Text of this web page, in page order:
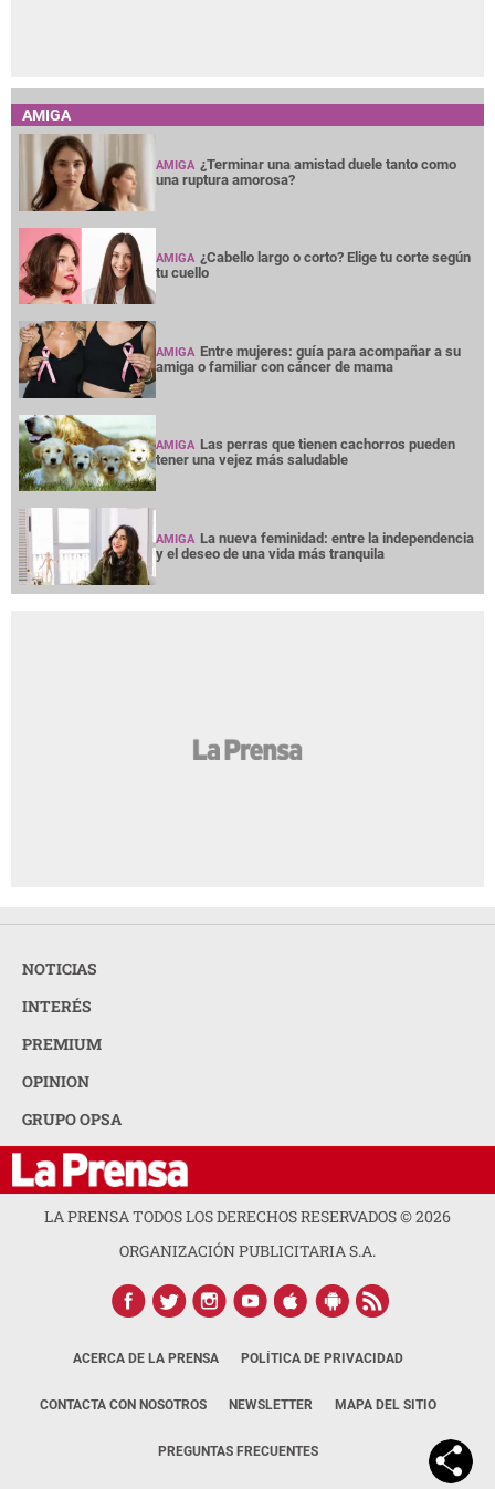
AMIGA
AMIGA ¿Terminar una amistad duele tanto como
una ruptura amorosa?
AMIGA ¿Cabello largo o corto? Elige tu corte según
tu cuello
AMIGA Entre mujeres: guía para acompañar a su
amiga o familiar con cáncer de mama
AMIGA Las perras que tienen cachorros pueden
tener una vejez más saludable
AMIGA La nueva feminidad: entre la independencia
y el deseo de una vida más tranquila
NOTICIAS
INTERÉS
PREMIUM
OPINION
GRUPO OPSA
LA PRENSA TODOS LOS DERECHOS RESERVADOS ©2026
ORGANIZACIÓN PUBLICITARIA S.A.
ACERCA DE LA PRENSA POLÍTICA DE PRIVACIDAD
CONTACTA CON NOSOTROS NEWSLETTER MAPA DEL SITIO
PREGUNTAS FRECUENTES